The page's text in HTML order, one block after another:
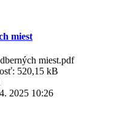
miest
miest.pdf
520,15 kB
2025 10:26